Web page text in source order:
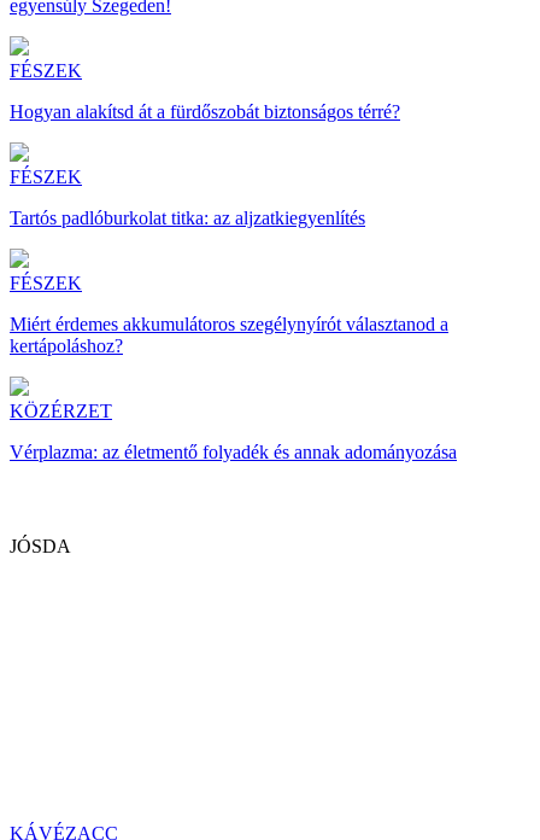
egyensúly Szegeden!
FÉSZEK
Hogyan alakítsd át a fürdőszobát biztonságos térré?
FÉSZEK
Tartós padlóburkolat titka: az aljzatkiegyenlítés
FÉSZEK
Miért érdemes akkumulátoros szegélynyírót választanod a
kertápoláshoz?
KÖZÉRZET
Vérplazma: az életmentő folyadék és annak adományozása
JÓSDA
KÁVÉZACC